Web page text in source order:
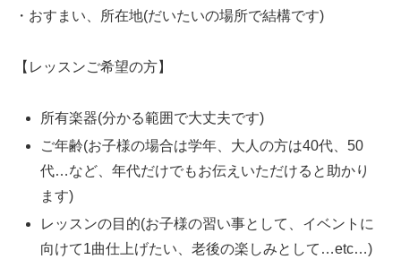
・おすまい、所在地(だいたいの場所で結構です)
【レッスンご希望の方】
所有楽器(分かる範囲で大丈夫です)
ご年齢(お子様の場合は学年、大人の方は40代、50
代…など、年代だけでもお伝えいただけると助かり
ます)
レッスンの目的(お子様の習い事として、イベントに
向けて1曲仕上げたい、老後の楽しみとして…etc…)